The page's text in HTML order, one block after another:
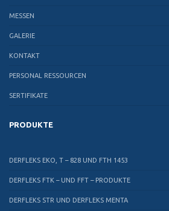
MESSEN
GALERIE
KONTAKT
PERSONAL RESSOURCEN
SERTIFIKATE
PRODUKTE
DERFLEKS EKO, T – 828 UND FTH 1453
DERFLEKS FTK – UND FFT – PRODUKTE
DERFLEKS STR UND DERFLEKS MENTA